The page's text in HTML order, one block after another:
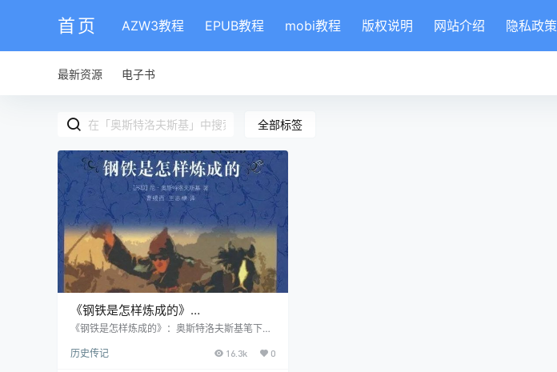
首页 AZW3教程 EPUB教程 mobi教程 版权说明 网站介绍 隐私政策
最新资源 电子书
全部标签
《钢铁是怎样炼成的》
pdf|txt|mobi|kindle|epub电子书下载
《钢铁是怎样炼成的》：奥斯特洛夫斯基笔下保
《钢铁是怎样炼成的》 作者：奥斯特洛夫斯基
历史传记 16.3k 0